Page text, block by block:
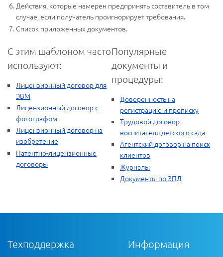
Действия, которые намерен предпринять составитель в том
случае, если получатель проигнорирует требования.
Список приложенных документов.
С этим шаблоном часто
используют:
Лицензионный договор для
ЭВМ
Лицензионный договор с
фотографом
Лицензионный договор на
изобретение
Патентно-лицензионные
договоры
Популярные
документы и
процедуры:
Доверенность на
регистрацию и прописку
Трудовой договор
воспитателя детского сада
Агентский договор на поиск
клиентов
Журналы
Документы по ЗПД
Техподдержка Информация